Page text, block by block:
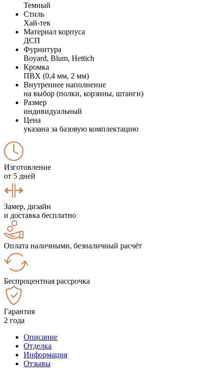
Темный
Стиль
Хай-тек
Материал корпуса
ДСП
Фурнитура
Boyard, Blum, Hettich
Кромка
ПВХ (0,4 мм, 2 мм)
Внутреннее наполнение
на выбор (полки, корзины, штанги)
Размер
индивидуальный
Цена
указана за базовую комплектацию
Изготовление
от 5 дней
Замер, дизайн
и доставка бесплатно
Оплата наличными, безналичный расчёт
Беспроцентная рассрочка
Гарантия
2 года
Описание
Отделка
Информация
Отзывы